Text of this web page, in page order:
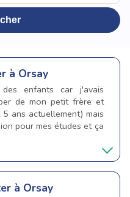
à Orsay
enfants car j'avais
de mon petit frère et
ans actuellement) mais
pour mes études et ça
à Orsay